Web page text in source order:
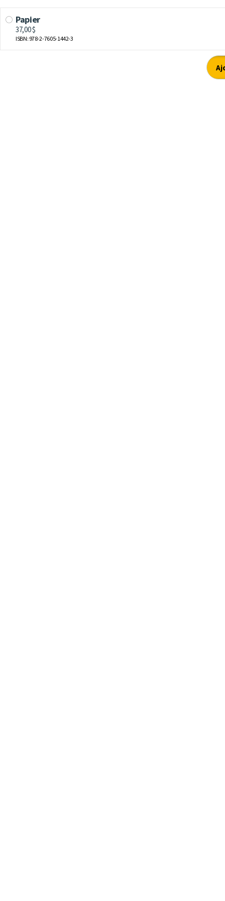
Papier
37,00 $
ISBN: 978-2-7605-1442-3